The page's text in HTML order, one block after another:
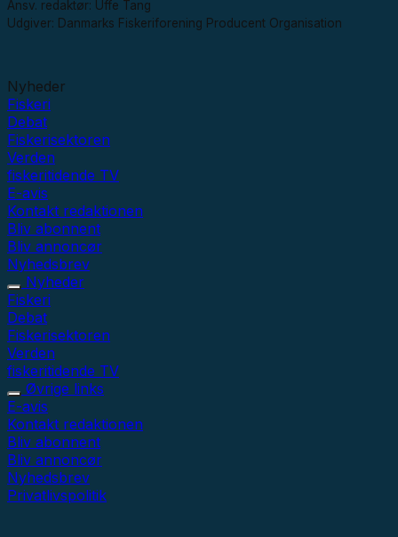
Ansv. redaktør: Uffe Tang
Udgiver: Danmarks Fiskeriforening Producent Organisation
Nyheder
Fiskeri
Debat
Fiskerisektoren
Verden
fiskeritidende TV
E-avis
Kontakt redaktionen
Bliv abonnent
Bliv annoncør
Nyhedsbrev
Nyheder
Fiskeri
Debat
Fiskerisektoren
Verden
fiskeritidende TV
Øvrige links
E-avis
Kontakt redaktionen
Bliv abonnent
Bliv annoncør
Nyhedsbrev
Privatlivspolitik